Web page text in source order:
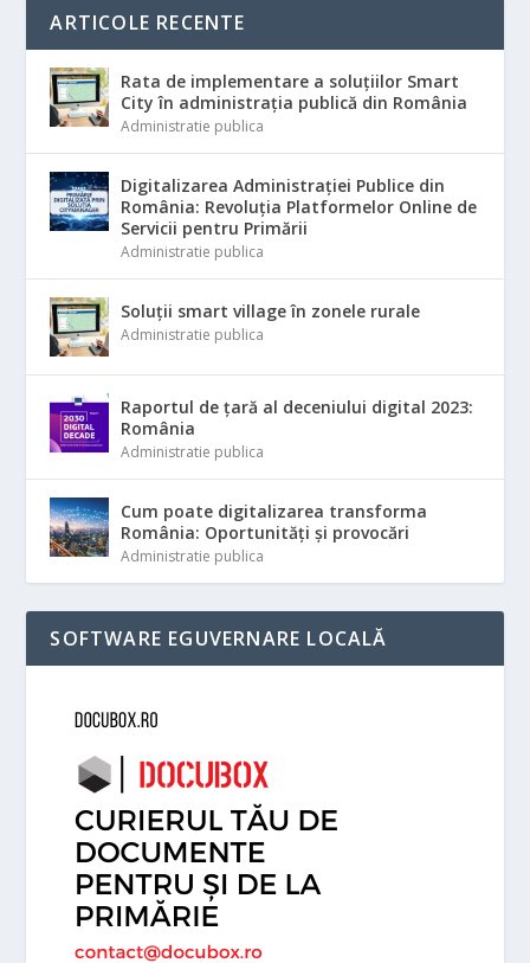
ARTICOLE RECENTE
Rata de implementare a soluțiilor Smart
City în administrația publică din România
Administratie publica
Digitalizarea Administrației Publice din
România: Revoluția Platformelor Online de
Servicii pentru Primării
Administratie publica
Soluții smart village în zonele rurale
Administratie publica
Raportul de țară al deceniului digital 2023:
România
Administratie publica
Cum poate digitalizarea transforma
România: Oportunități și provocări
Administratie publica
SOFTWARE EGUVERNARE LOCALĂ